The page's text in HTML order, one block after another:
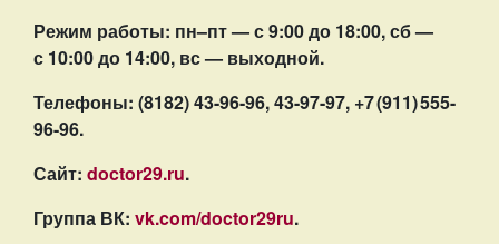
Режим работы: пн–пт — с 9:00 до 18:00, сб —
с 10:00 до 14:00, вс — выходной.
Телефоны: (8182) 43-96-96, 43-97-97, +7(911)555-
96-96.
Сайт: doctor29.ru.
Группа ВК: vk.com/doctor29ru.